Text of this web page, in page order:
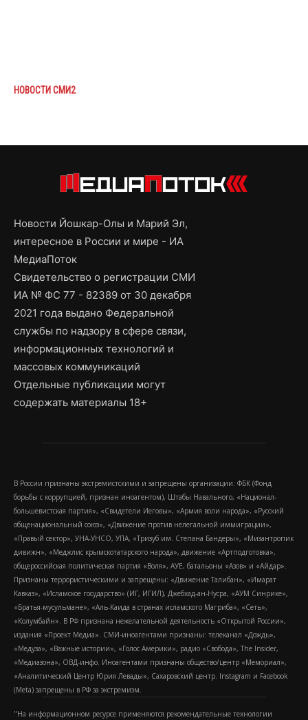
НОВОСТИ СМИ2
Новости Йошкар-Олы и Марий Эл,
интересное в России и мире - ИА
МедиаПоток
Свидетельство о регистрации СМИ
ИА № ФС 77 - 82389 от 30 декабря
2021 года выдано Федеральной
службы по надзору в сфере связи,
информационных технологий и
массовых коммуникаций
Отдельные публикации могут
содержать материалы 18+
В России признаны экстремистскими и запрещены организации: ФБК (Фонд
борьбы с коррупцией, признан иноагентом), Штабы Навального, «Национал-
большевистская партия», «Свидетели Иеговы», «Армия воли народа», «Русский
общенациональный союз», «Движение против нелегальной иммиграции»,
«Правый сектор», УНА-УНСО, УПА, «Тризуб им. Степана Бандеры», «Мизантропик
дивижн», «Меджлис крымскотатарского народа», движение «Артподготовка»,
общероссийская политическая партия «Воля», АУЕ, батальоны «Азов» и «Айдар».
Признаны террористическими и запрещены: «Движение Талибан», «Имарат
Кавказ», «Исламское государство» (ИГ, ИГИЛ), Джебхад-ан-Нусра, «АУМ Синрике»,
«Братья-мусульмане», «Аль-Каида в странах исламского Магриба», «Сеть»,
«Колумбайн». В РФ признана нежелательной деятельность «Открытой России»,
издания «Проект Медиа». СМИ-иноагентами признаны: телеканал «Дождь»,
«Медуза», «Важные истории», «Голос Америки», радио «Свобода», The Insider,
«Медиазона», ОВД-инфо. Иноагентами признаны общество/центр «Мемориал»,
«Аналитический Центр Юрия Левады», Сахаровский центр. Instagram и Facebook
(Metа) запрещены в РФ за экстремизм.
"На информационном ресурсе применяются рекомендательные технологии